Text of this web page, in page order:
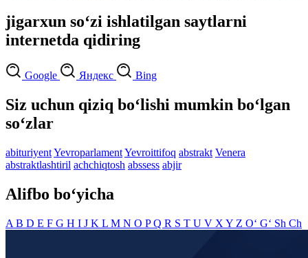
jigarxun so‘zi ishlatilgan saytlarni
internetda qidiring
Google Яндекс Bing
Siz uchun qiziq bo‘lishi mumkin bo‘lgan
so‘zlar
abituriyentYevroparlamentYevroittifoq abstrakt Venera
abstraktlashtiril achchiqtosh abssess abjir
Alifbo bo‘yicha
A B D E F G H I J K L M N O PQ R S T U V X Y Z O‘ G‘ Sh Ch